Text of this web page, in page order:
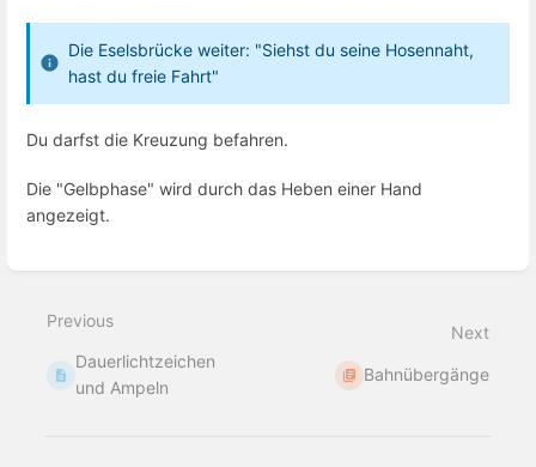
Die Eselsbrücke weiter: "Siehst du seine Hosennaht,
hast du freie Fahrt"
Du darfst die Kreuzung befahren.
Die "Gelbphase" wird durch das Heben einer Hand
angezeigt.
mode
Previous
Dauerlichtzeichen
und Ampeln
Next
Bahnübergänge